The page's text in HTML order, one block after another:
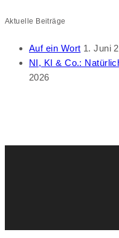
Aktuelle Beiträge
Auf ein Wort 1. Juni
NI, KI & Co.:
2026